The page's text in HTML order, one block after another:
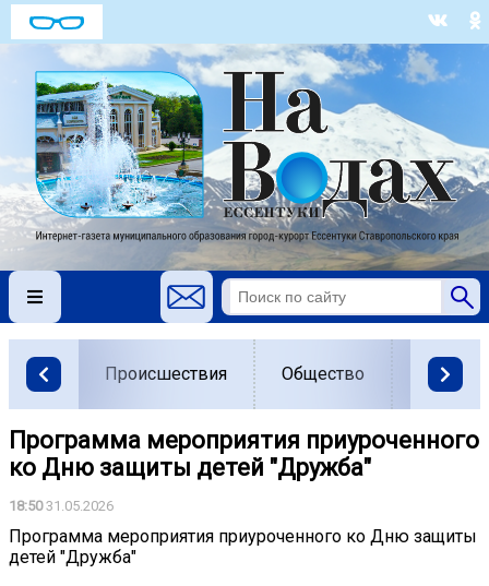
Происшествия Общество Власть
Программа мероприятия приуроченного
ко Дню защиты детей "Дружба"
18:5031.05.2026
Программа мероприятия приуроченного ко Дню защиты
детей "Дружба"